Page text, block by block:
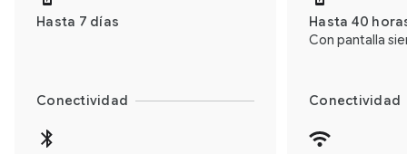
Hasta 7 días
Hasta 40
Con pantalla
Conectividad Conectividad